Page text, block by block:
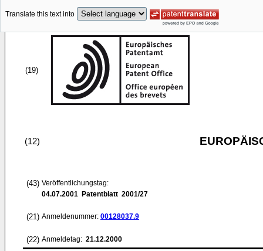
Translate this text into
(19)
(12)
(43) Veröffentlichungstag:
04.07.2001 Patentblatt 2001/27
(21) Anmeldenummer: 00128037.9
(22) Anmeldetag: 21.12.2000